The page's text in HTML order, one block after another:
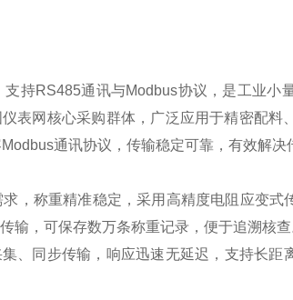
持RS485通讯与Modbus协议，是工业小
表网核心采购群体，广泛应用于精密配料
通讯协议，传输稳定可靠，有效解
，称重精准稳定，采用高精度电阻应变
输，可保存数万条称重记录，便于追溯核
、同步传输，响应迅速无延迟，支持长距